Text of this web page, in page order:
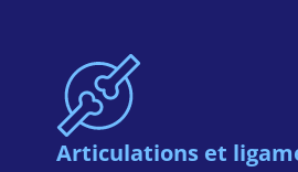
Articulations et